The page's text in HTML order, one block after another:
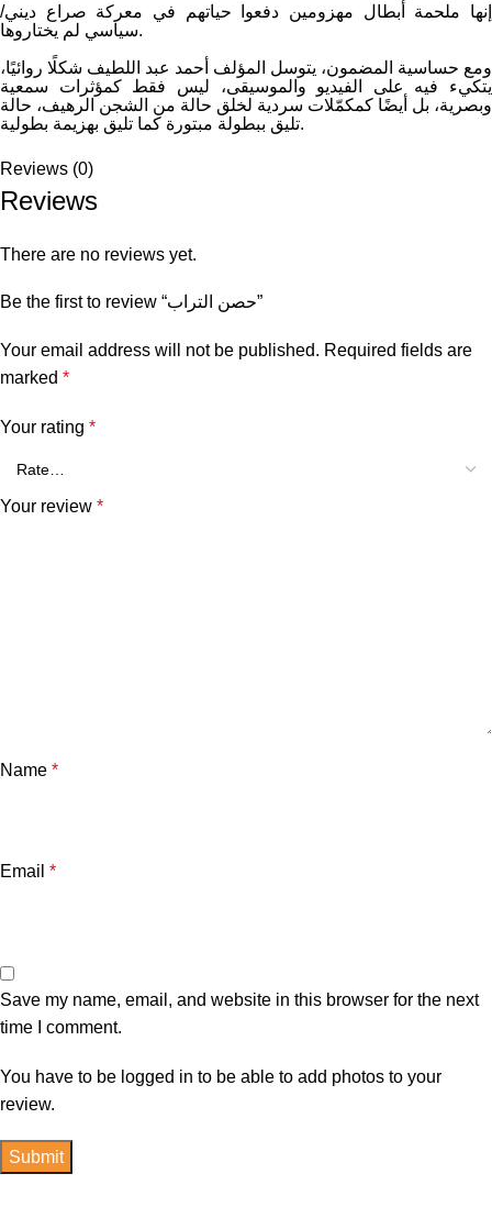
إنها ملحمة أبطال مهزومين دفعوا حياتهم في معركة صراع ديني/
سياسي لم يختاروها.
ومع حساسية المضمون، يتوسل المؤلف أحمد عبد اللطيف شكلًا روائيًا،
يتكيء فيه على الفيديو والموسيقى، ليس فقط كمؤثرات سمعية
وبصرية، بل أيضًا كمكمّلات سردية لخلق حالة من الشجن الرهيف، حالة
تليق ببطولة مبتورة كما تليق بهزيمة بطولية.
Reviews (0)
Reviews
There are no reviews yet.
Be the first to review “حصن التراب”
Your email address will not be published. Required fields are
marked *
Your rating *
Your review *
Name *
Email *
Save my name, email, and website in this browser for the next
time I comment.
You have to be logged in to be able to add photos to your
review.